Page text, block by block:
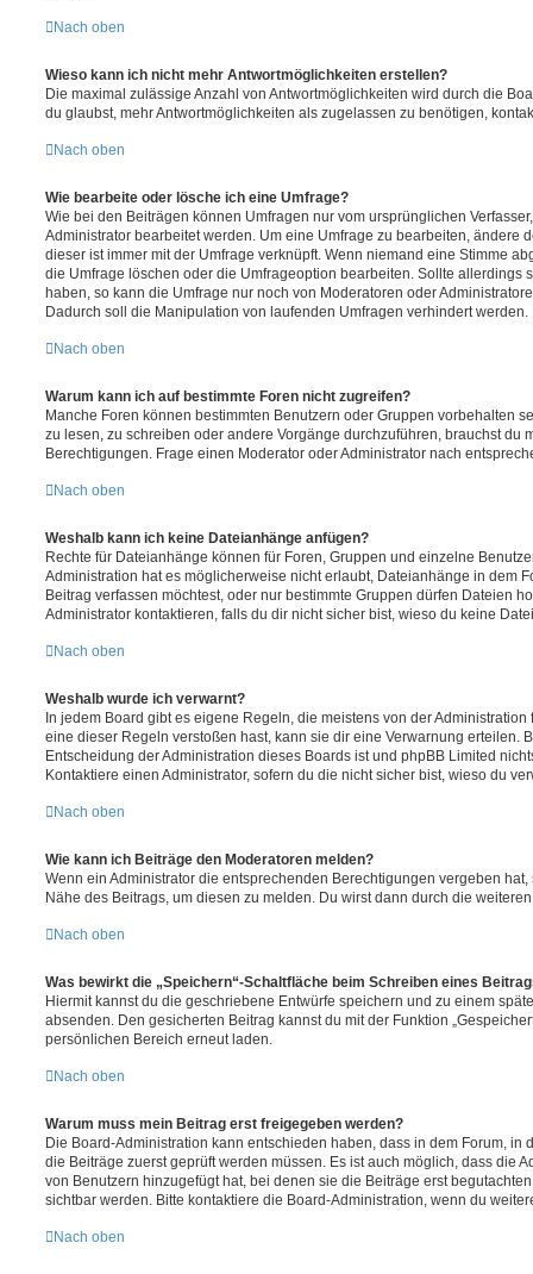
Nach oben
Wieso kann ich nicht mehr Antwortmöglichkeiten erstellen?
Die maximal zulässige Anzahl von Antwortmöglichkeiten wird durch die
du glaubst, mehr Antwortmöglichkeiten als zugelassen zu benötigen,
Nach oben
Wie bearbeite oder lösche ich eine Umfrage?
Wie bei den Beiträgen können Umfragen nur vom ursprünglichen
Administrator bearbeitet werden. Um eine Umfrage zu bearbeiten, ändere
dieser ist immer mit der Umfrage verknüpft. Wenn niemand eine Stimme
die Umfrage löschen oder die Umfrageoption bearbeiten. Sollte allerdings
haben, so kann die Umfrage nur noch von Moderatoren oder
Dadurch soll die Manipulation von laufenden Umfragen verhindert werden.
Nach oben
Warum kann ich auf bestimmte Foren nicht zugreifen?
Manche Foren können bestimmten Benutzern oder Gruppen vorbehalten
zu lesen, zu schreiben oder andere Vorgänge durchzuführen, brauchst du
Berechtigungen. Frage einen Moderator oder Administrator nach
Nach oben
Weshalb kann ich keine Dateianhänge anfügen?
Rechte für Dateianhänge können für Foren, Gruppen und einzelne
Administration hat es möglicherweise nicht erlaubt, Dateianhänge in dem
Beitrag verfassen möchtest, oder nur bestimmte Gruppen dürfen Dateien
Administrator kontaktieren, falls du dir nicht sicher bist, wieso du keine
Nach oben
Weshalb wurde ich verwarnt?
In jedem Board gibt es eigene Regeln, die meistens von der
eine dieser Regeln verstoßen hast, kann sie dir eine Verwarnung erteilen.
Entscheidung der Administration dieses Boards ist und phpBB Limited
Kontaktiere einen Administrator, sofern du die nicht sicher bist, wieso du
Nach oben
Wie kann ich Beiträge den Moderatoren melden?
Wenn ein Administrator die entsprechenden Berechtigungen vergeben
Nähe des Beitrags, um diesen zu melden. Du wirst dann durch die
Nach oben
Was bewirkt die „Speichern“-Schaltfläche beim Schreiben eines
Hiermit kannst du die geschriebene Entwürfe speichern und zu einem
absenden. Den gesicherten Beitrag kannst du mit der Funktion
persönlichen Bereich erneut laden.
Nach oben
Warum muss mein Beitrag erst freigegeben werden?
Die Board-Administration kann entschieden haben, dass in dem Forum, in
die Beiträge zuerst geprüft werden müssen. Es ist auch möglich, dass die
von Benutzern hinzugefügt hat, bei denen sie die Beiträge erst
sichtbar werden. Bitte kontaktiere die Board-Administration, wenn du
Nach oben